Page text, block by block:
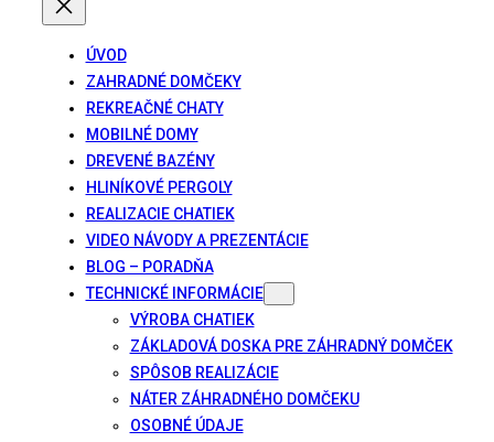
ÚVOD
ZAHRADNÉ DOMČEKY
REKREAČNÉ CHATY
MOBILNÉ DOMY
DREVENÉ BAZÉNY
HLINÍKOVÉ PERGOLY
REALIZACIE CHATIEK
VIDEO NÁVODY A PREZENTÁCIE
BLOG – PORADŇA
TECHNICKÉ INFORMÁCIE
VÝROBA CHATIEK
ZÁKLADOVÁ DOSKA PRE ZÁHRADNÝ DOMČEK
SPÔSOB REALIZÁCIE
NÁTER ZÁHRADNÉHO DOMČEKU
OSOBNÉ ÚDAJE